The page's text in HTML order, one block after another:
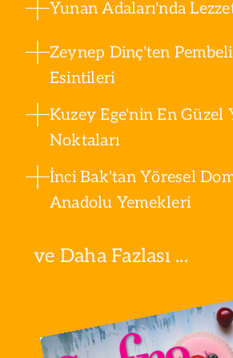
Yunan Adaları'nda
Zeynep Dinç'ten
Esintileri
Kuzey Ege'nin En Güzel
Noktaları
İnci Bak'tan Yöresel
Anadolu Yemekleri
ve Daha Fazlası ...